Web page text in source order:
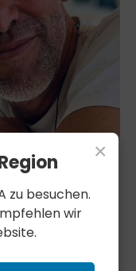
×
zu besuchen.
wir